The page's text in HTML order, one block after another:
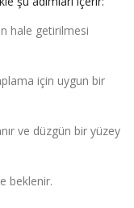
hale getirilmesi
için uygun bir
ve düzgün bir yüzey
beklenir.